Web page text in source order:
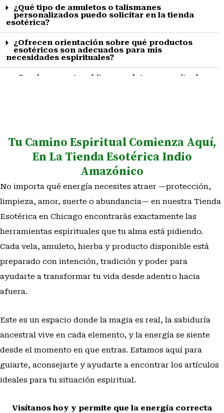
¿Qué tipo de amuletos o talismanes
personalizados puedo solicitar en la tienda
esotérica?
¿Ofrecen orientación sobre qué productos
esotéricos son adecuados para mis
necesidades espirituales?
¿Puedo encontrar kits completos para rituales
¿Tienen velas preparadas con intención
específica como amor, dinero o protección?
¿Qué productos recomiendan para personas
que recién comienzan en el mundo esotérico?
espiritual en mi hogar utilizando productos de
Tu Camino Espiritual Comienza Aquí,
En La Tienda Esotérica Indio
Amazónico
No importa qué energía necesites atraer —protección,
limpieza, amor, suerte o abundancia— en nuestra Tienda
Esotérica en Chicago encontrarás exactamente las
herramientas espirituales que tu alma está pidiendo.
Cada vela, amuleto, hierba y producto disponible está
preparado con intención, tradición y poder para
ayudarte a transformar tu vida desde adentro hacia
afuera.
Este es un espacio donde la magia es real, la sabiduría
ancestral vive en cada elemento, y la energía se siente
desde el momento en que entras. Estamos aquí para
guiarte, aconsejarte y ayudarte a encontrar los artículos
ideales para tu situación espiritual.
Visítanos hoy y permite que la energía correcta